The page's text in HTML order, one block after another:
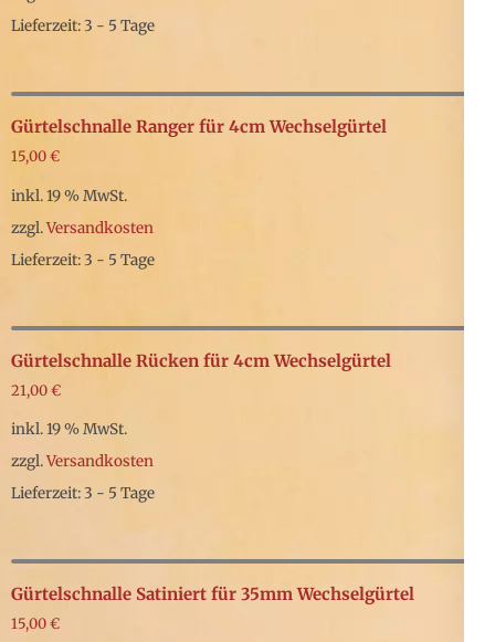
Lieferzeit: 3 - 5 Tage
Gürtelschnalle Ranger für 4cm Wechselgürtel
15,00€
inkl. 19 % MwSt.
zzgl.Versandkosten
Lieferzeit: 3 - 5 Tage
Gürtelschnalle Rücken für 4cm Wechselgürtel
21,00€
inkl. 19 % MwSt.
zzgl.Versandkosten
Lieferzeit: 3 - 5 Tage
Gürtelschnalle Satiniert für 35mm Wechselgürtel
15,00€